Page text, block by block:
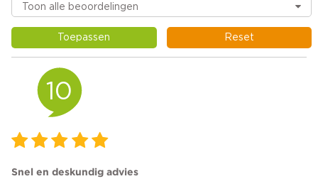
Toepassen Reset
10
Snel en deskundig advies